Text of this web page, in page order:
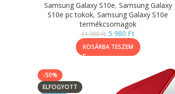
Samsung Galaxy S10e, Samsung Galaxy
S10e pc tokok, Samsung Galaxy S10e
termékcsomagok
11.980Ft 5.980 Ft
KOSÁRBA TESZEM
-50%
ELFOGYOTT